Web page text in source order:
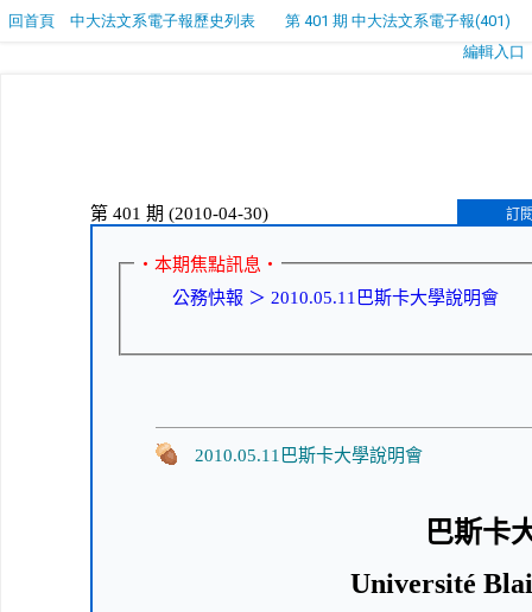
回首頁 中大法文系電子報歷史列表
第 401 期 中大法文系電子報(401)
編輯入口